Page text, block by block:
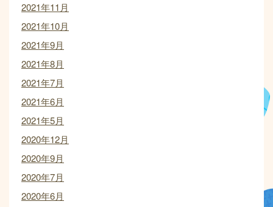
2021年11月
2021年10月
2021年9月
2021年8月
2021年7月
2021年6月
2021年5月
2020年12月
2020年9月
2020年7月
2020年6月